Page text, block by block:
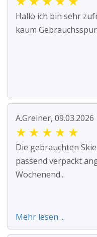
Hallo ich bin sehr
kaum
A.Greiner, 09.03.2026
★ ★ ★ ★ ★
Die gebrauchten
passend verpackt
Wochenend...
Mehr lesen ...